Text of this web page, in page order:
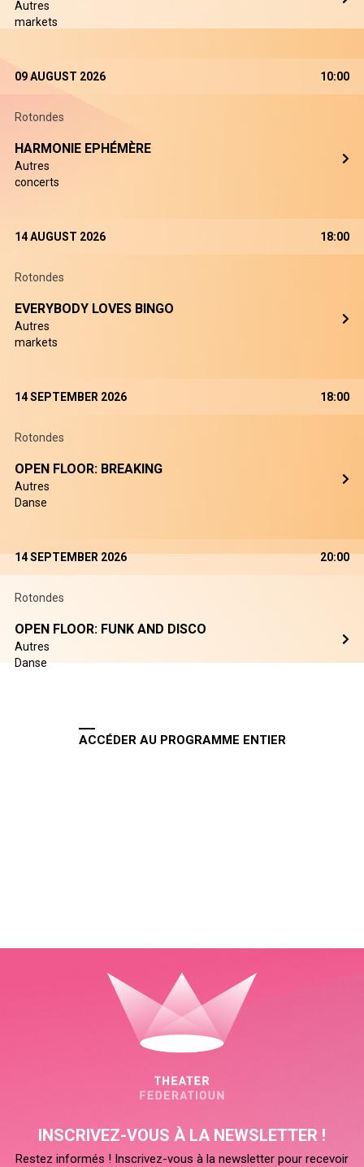
Autres
markets
09 AUGUST 2026 10:00
Rotondes
HARMONIE EPHÉMÈRE
Autres
concerts
14 AUGUST 2026 18:00
Rotondes
EVERYBODY LOVES BINGO
Autres
markets
14 SEPTEMBER 2026 18:00
Rotondes
OPEN FLOOR: BREAKING
Autres
Danse
14 SEPTEMBER 2026 20:00
Rotondes
OPEN FLOOR: FUNK AND DISCO
Autres
Danse
ACCÉDER AU PROGRAMME ENTIER
INSCRIVEZ-VOUS À LA NEWSLETTER !
Restez informés ! Inscrivez-vous à la newsletter pour recevoir